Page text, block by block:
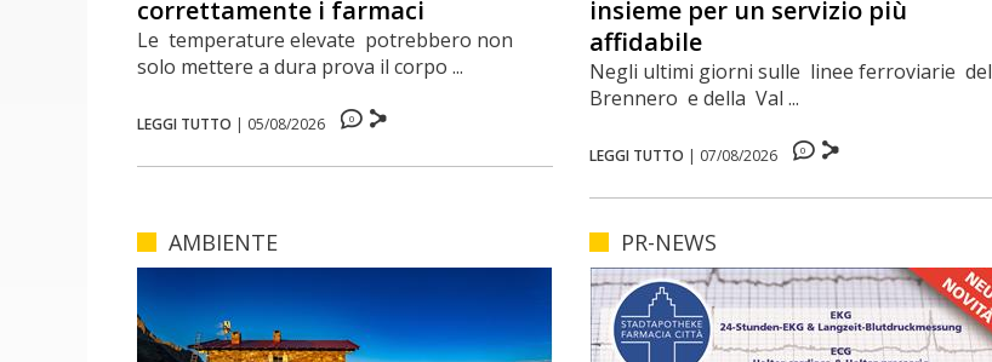
correttamente i farmaci
Le temperature elevate potrebbero non
solo mettere a dura prova il corpo ...
LEGGI TUTTO | 05/08/2026 0
insieme per un servizio più
affidabile
Negli ultimi giorni sulle linee ferroviarie del
Brennero e della Val ...
LEGGI TUTTO | 07/08/2026 0
AMBIENTE PR-NEWS